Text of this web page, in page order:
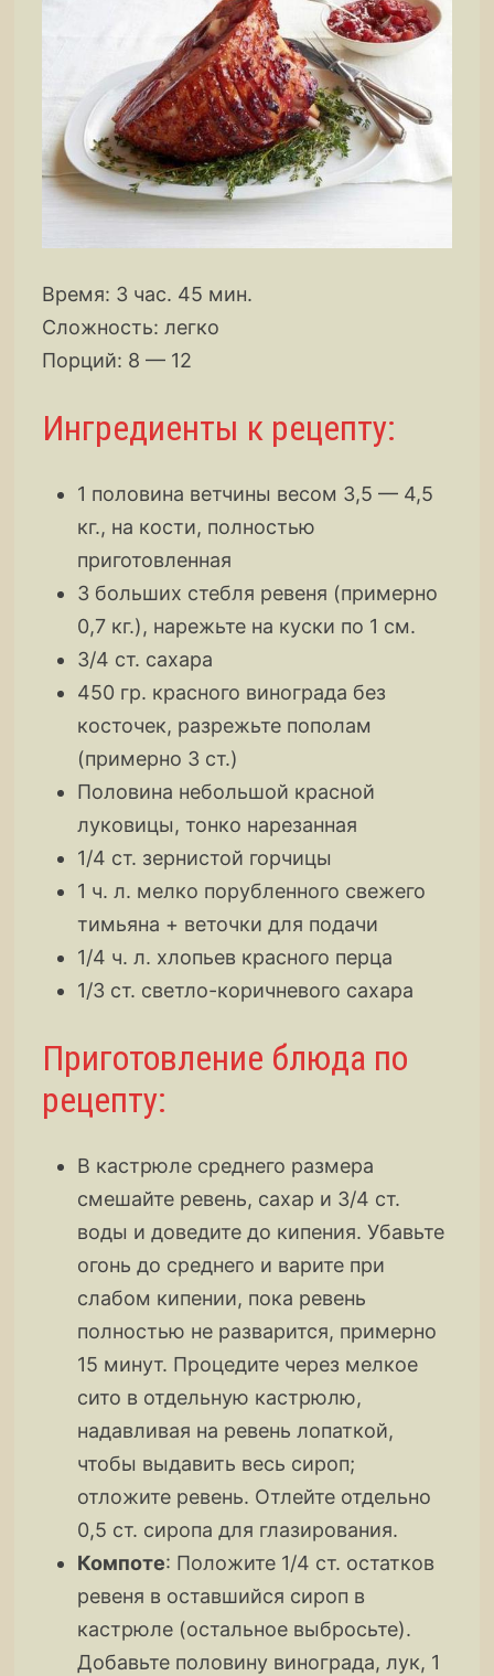
Время: 3 час. 45 мин.
Сложность: легко
Порций: 8 — 12
Ингредиенты к рецепту:
1 половина ветчины весом 3,5 — 4,5
кг., на кости, полностью
приготовленная
3 больших стебля ревеня (примерно
0,7 кг.), нарежьте на куски по 1 см.
3/4 ст. сахара
450 гр. красного винограда без
косточек, разрежьте пополам
(примерно 3 ст.)
Половина небольшой красной
луковицы, тонко нарезанная
1/4 ст. зернистой горчицы
1 ч. л. мелко порубленного свежего
тимьяна + веточки для подачи
1/4 ч. л. хлопьев красного перца
1/3 ст. светло-коричневого сахара
Приготовление блюда по
рецепту:
В кастрюле среднего размера
смешайте ревень, сахар и 3/4 ст.
воды и доведите до кипения. Убавьте
огонь до среднего и варите при
слабом кипении, пока ревень
полностью не разварится, примерно
15 минут. Процедите через мелкое
сито в отдельную кастрюлю,
надавливая на ревень лопаткой,
чтобы выдавить весь сироп;
отложите ревень. Отлейте отдельно
0,5 ст. сиропа для глазирования.
Компоте: Положите 1/4 ст. остатков
ревеня в оставшийся сироп в
кастрюле (остальное выбросьте).
Добавьте половину винограда, лук, 1